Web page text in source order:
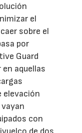
el
sobre el
por
Guard
aquellas
elevación
con